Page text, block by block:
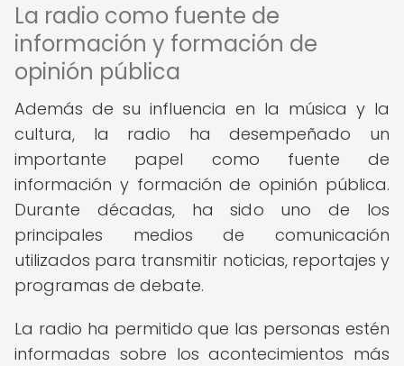
La radio como fuente de
información y formación de
opinión pública
Además de su influencia en la música y la
cultura, la radio ha desempeñado un
importante papel como fuente de
información y formación de opinión pública.
Durante décadas, ha sido uno de los
principales medios de comunicación
utilizados para transmitir noticias, reportajes y
programas de debate.
La radio ha permitido que las personas estén
informadas sobre los acontecimientos más